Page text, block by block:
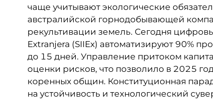
чаще учитывают экологические
австралийской горнодобывающей
рекультивации земель. Сегодня
Extranjera (SIIEx) автоматизируют 90%
до 15 дней. Управление притоком
оценки рисков, что позволило в 2025
коренных общин. Конституционная
на устойчивость и технологический